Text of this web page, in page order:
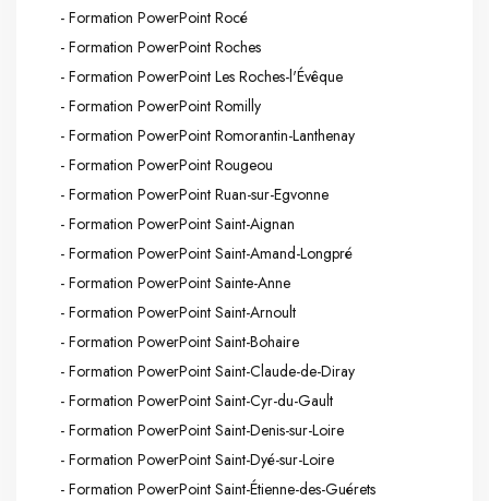
- Formation PowerPoint Rocé
- Formation PowerPoint Roches
- Formation PowerPoint Les Roches-l'Évêque
- Formation PowerPoint Romilly
- Formation PowerPoint Romorantin-Lanthenay
- Formation PowerPoint Rougeou
- Formation PowerPoint Ruan-sur-Egvonne
- Formation PowerPoint Saint-Aignan
- Formation PowerPoint Saint-Amand-Longpré
- Formation PowerPoint Sainte-Anne
- Formation PowerPoint Saint-Arnoult
- Formation PowerPoint Saint-Bohaire
- Formation PowerPoint Saint-Claude-de-Diray
- Formation PowerPoint Saint-Cyr-du-Gault
- Formation PowerPoint Saint-Denis-sur-Loire
- Formation PowerPoint Saint-Dyé-sur-Loire
- Formation PowerPoint Saint-Étienne-des-Guérets